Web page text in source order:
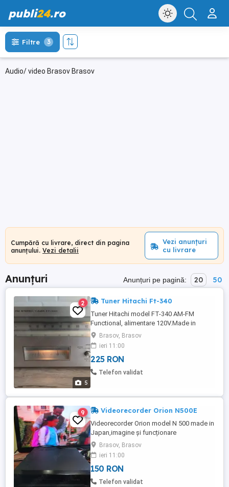
publi24.ro
Audio/ video Brasov Brasov
Filtre 3
Cumpără cu livrare, direct din pagina
anunțului. Vezi detalii
Vezi anunțuri
cu livrare
Anunțuri Anunțuri pe pagină: 20 50
5
2 Tuner Hitachi Ft-340
Tuner Hitachi model FT-340 AM-FM
Functional, alimentare 120V.Made in
Japan. Preț fix+transport
Brasov, Brasov
ieri 11:00
225 RON
Telefon validat
9 Videorecorder Orion N500E
Videorecorder Orion model N 500 made in
Japan,imagine și funcționare
excelentă,vhs HQ Pal
B,G,Secam,Msecam.Pret fix+transport.
Brasov, Brasov
ieri 11:00
150 RON
Telefon validat